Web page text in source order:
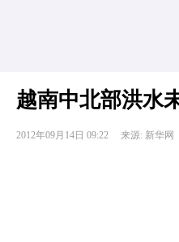
越南中北部洪水
2012年09月14日 09:22 来源: 新华网